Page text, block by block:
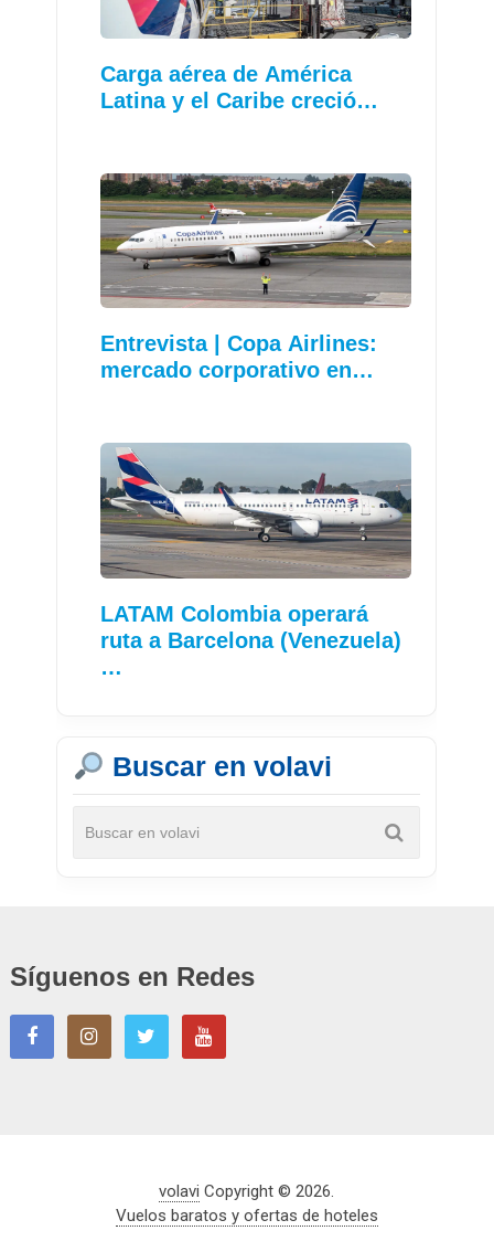
Carga aérea de América
Latina y el Caribe creció…
Entrevista | Copa Airlines:
mercado corporativo en…
LATAM Colombia operará
ruta a Barcelona (Venezuela)
…
Buscar en volavi
Síguenos en Redes
volavi Copyright © 2026.
Vuelos baratos y ofertas de hoteles